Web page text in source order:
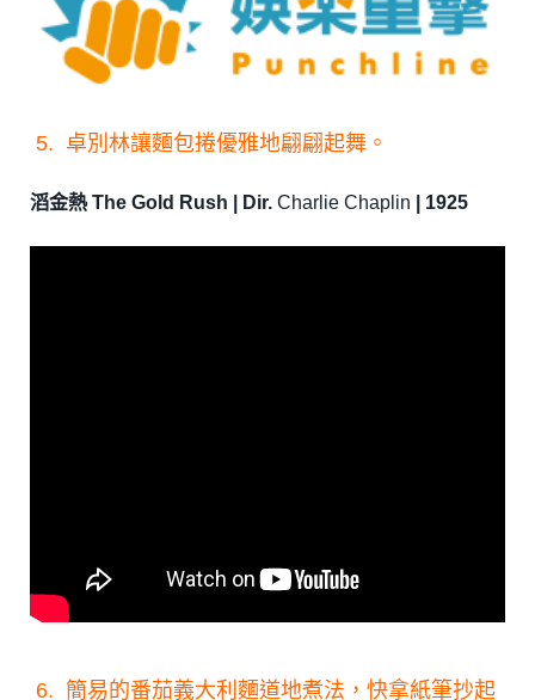
5. 卓別林讓麵包捲優雅地翩翩起舞。
滔金熱 The Gold Rush | Dir. Charlie Chaplin | 1925
6. 簡易的番茄義大利麵道地煮法，快拿紙筆抄起